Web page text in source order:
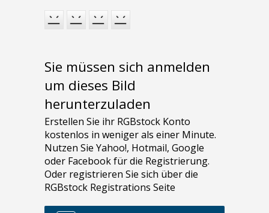
Sie müssen sich anmelden
um dieses Bild
herunterzuladen